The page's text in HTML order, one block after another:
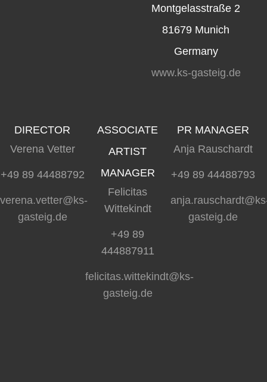
Montgelasstraße 2
81679 Munich
Germany
www.ks-gasteig.de
DIRECTOR
Verena Vetter
+49 89 44488792
verena.vetter@ks-
gasteig.de
ASSOCIATE
ARTIST
MANAGER
Felicitas
Wittekindt
+49 89
444887911
felicitas.wittekindt@ks-
gasteig.de
PR MANAGER
Anja Rauschardt
+49 89 44488793
gasteig.de